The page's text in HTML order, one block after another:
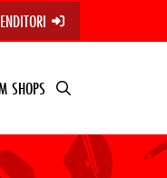
SHOPS